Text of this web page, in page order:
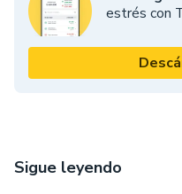
estrés con
Sigue leyendo